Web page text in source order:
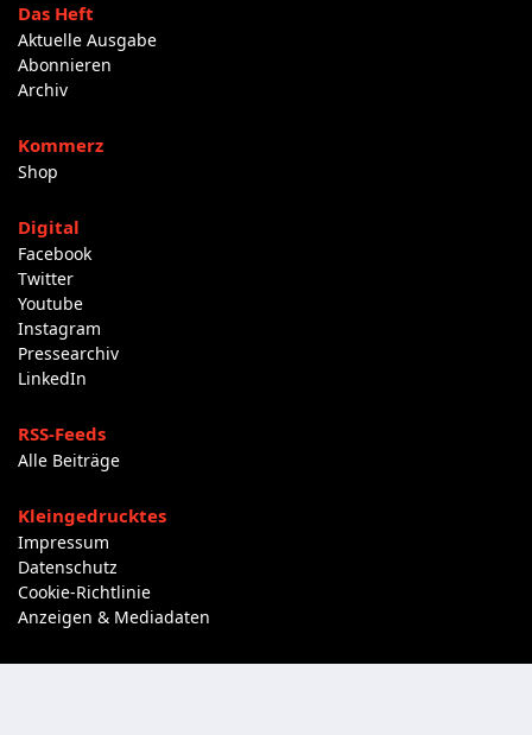
Das Heft
Aktuelle Ausgabe
Abonnieren
Archiv
Kommerz
Shop
Digital
Facebook
Twitter
Youtube
Instagram
Pressearchiv
LinkedIn
RSS-Feeds
Alle Beiträge
Kleingedrucktes
Impressum
Datenschutz
Cookie-Richtlinie
Anzeigen & Mediadaten